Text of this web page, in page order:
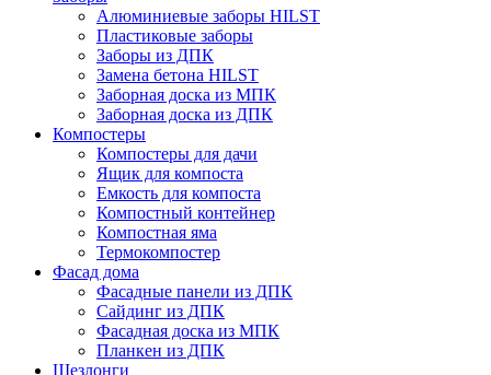
Алюминиевые заборы HILST
Пластиковые заборы
Заборы из ДПК
Замена бетона HILST
Заборная доска из МПК
Заборная доска из ДПК
Компостеры
Компостеры для дачи
Ящик для компоста
Емкость для компоста
Компостный контейнер
Компостная яма
Термокомпостер
Фасад дома
Фасадные панели из ДПК
Сайдинг из ДПК
Фасадная доска из МПК
Планкен из ДПК
Шезлонги